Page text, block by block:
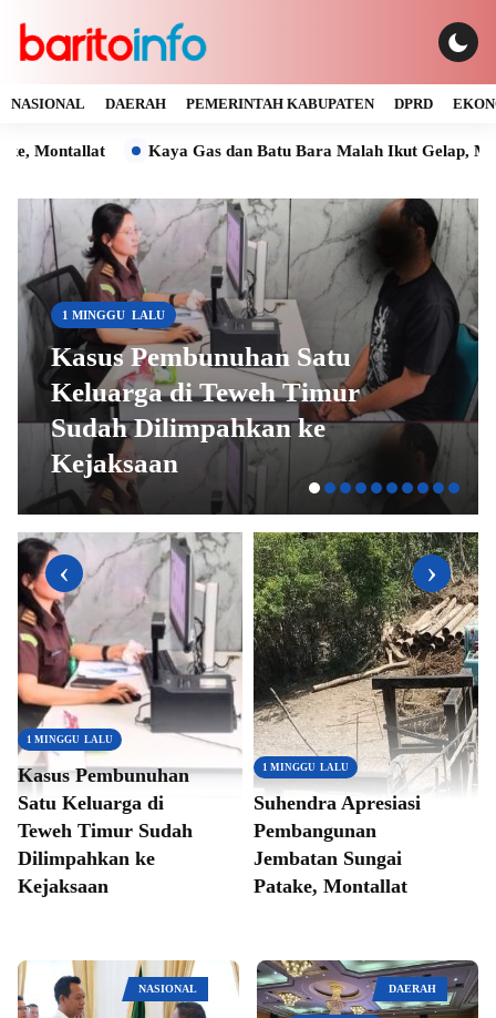
NASIONAL DAERAH PEMERINTAH KABUPATEN DPRD
Kaya Gas dan Batu Bara Malah Ikut Gelap, Manager PLN
1 MINGGU LALU
Kasus Pembunuhan Satu
Keluarga di Teweh Timur
Sudah Dilimpahkan ke
Kejaksaan
1 MINGGU LALU
Kasus Pembunuhan
Satu Keluarga di
Teweh Timur Sudah
Dilimpahkan ke
Kejaksaan
1 MINGGU LALU
Suhendra Apresiasi
Pembangunan
Jembatan Sungai
Patake, Montallat
‹ ›
NASIONAL DAERAH